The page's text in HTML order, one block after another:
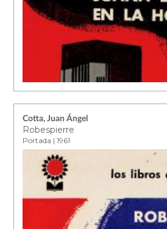
Cotta, Juan Ángel
Robespierre
Portada | 1961